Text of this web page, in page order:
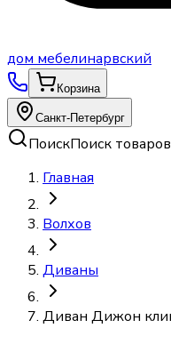
дом мебелинарвский
Корзина
Санкт-Петербург
ПоискПоиск
Главная
Волхов
Диваны
Диван Дижон